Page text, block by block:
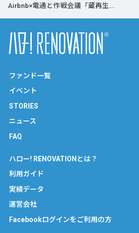
Airbnb×電通と作戦会議「蔵再生...
ファンド一覧
イベント
STORIES
ニュース
FAQ
ハロー! RENOVATIONとは？
利用ガイド
実績データ
運営会社
Facebookログインをご利用の方